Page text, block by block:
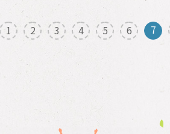
1 2 3 4 5 6 7